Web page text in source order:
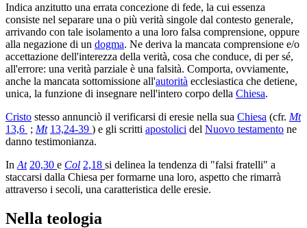
Indica anzitutto una errata concezione di fede, la cui essenza
consiste nel separare una o più verità singole dal contesto generale,
arrivando con tale isolamento a una loro falsa comprensione, oppure
alla negazione di un dogma. Ne deriva la mancata comprensione e/o
accettazione dell'interezza della verità, cosa che conduce, di per sé,
all'errore: una verità parziale è una falsità. Comporta, ovviamente,
anche la mancata sottomissione all'autorità ecclesiastica che detiene,
unica, la funzione di insegnare nell'intero corpo della Chiesa.
Cristo stesso annunciò il verificarsi di eresie nella sua Chiesa (cfr. Mt
13,6 ; Mt 13,24-39 ) e gli scritti apostolici del Nuovo testamento ne
danno testimonianza.
In At 20,30 e Col 2,18 si delinea la tendenza di "falsi fratelli" a
staccarsi dalla Chiesa per formarne una loro, aspetto che rimarrà
attraverso i secoli, una caratteristica delle eresie.
Nella teologia